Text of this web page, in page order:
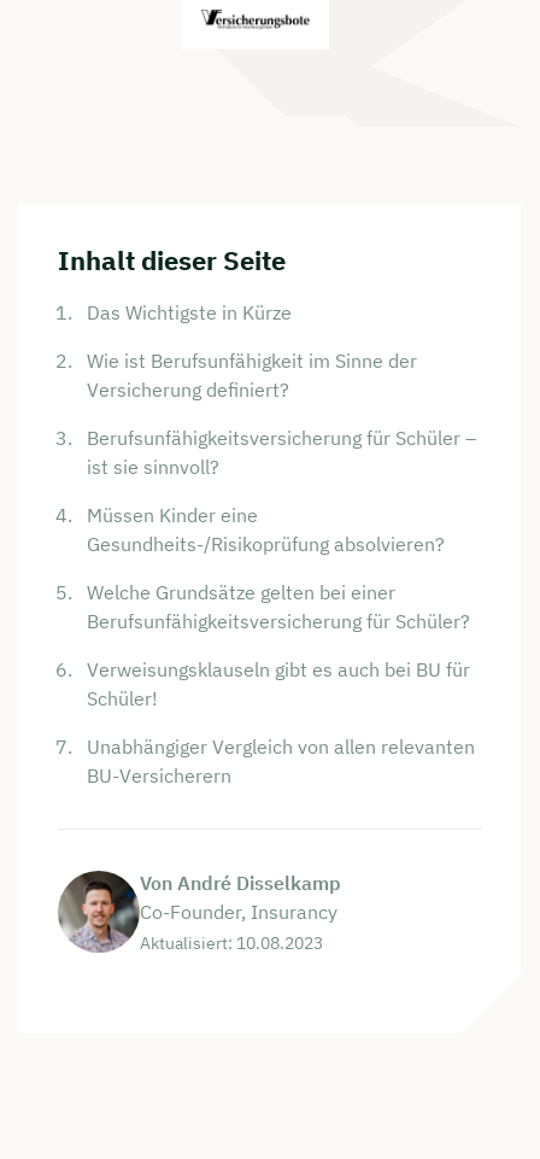
Inhalt dieser Seite
Das Wichtigste in Kürze
Wie ist Berufsunfähigkeit im Sinne der
Versicherung definiert?
Berufsunfähigkeitsversicherung für Schüler –
ist sie sinnvoll?
Müssen Kinder eine
Gesundheits-/Risikoprüfung absolvieren?
Welche Grundsätze gelten bei einer
Berufsunfähigkeitsversicherung für Schüler?
Verweisungsklauseln gibt es auch bei BU für
Schüler!
Unabhängiger Vergleich von allen relevanten
BU-Versicherern
Von André Disselkamp
Co-Founder, Insurancy
Aktualisiert: 10.08.2023